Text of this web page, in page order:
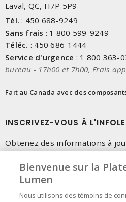
Laval, QC, H7P 5P9
Tél. : 450 688-9249
Sans frais : 1 800 599-9249
Téléc. : 450 686-1444
Service d'urgence : 1 800 363-
bureau - 17h00 et 7h00, Frais
Fait au Canada avec des
INSCRIVEZ-VOUS À
Obtenez des informations à
Bienvenue sur la
Lumen
Nous utilisons des témoins de